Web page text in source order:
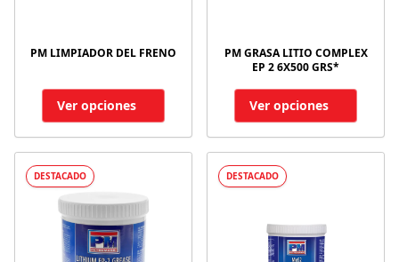
PM LIMPIADOR DEL FRENO
Ver opciones
PM GRASA LITIO COMPLEX
EP 2 6X500 GRS*
Ver opciones
DESTACADO DESTACADO